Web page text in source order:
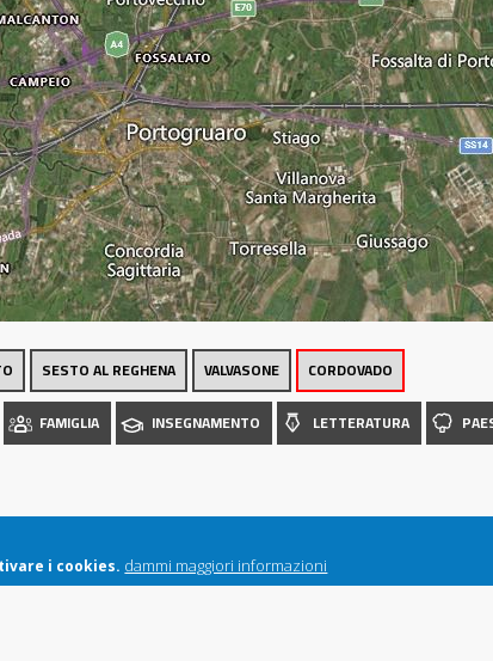
SESTO AL REGHENA VALVASONE CORDOVADO
FAMIGLIA INSEGNAMENTO LETTERATURA
i cookies. dammi maggiori informazioni